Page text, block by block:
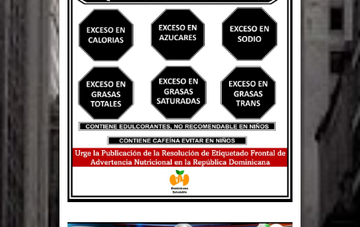
Poder Ejecutivo promulga
modificaciones al nuevo Código Penal
Diputado Félix Michell Rodríguez
reveló que con Presupuesto
Complementario gobierno endeuda
país con 3,500 millones de dólares